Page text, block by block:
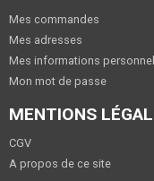
Mes commandes
Mes adresses
Mes informations
Mon mot de passe
MENTIONS
CGV
A propos de ce site